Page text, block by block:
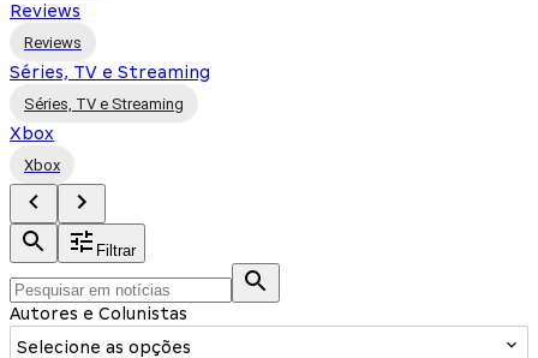
Reviews
Reviews
Séries, TV e Streaming
Séries, TV e Streaming
Xbox
Xbox
Filtrar
Autores e Colunistas
Selecione as opções